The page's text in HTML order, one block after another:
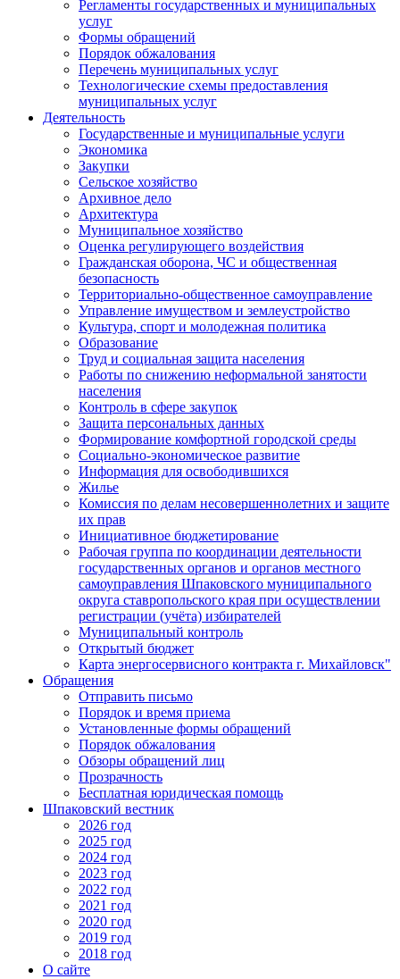
Регламенты государственных и муниципальных
услуг
Формы обращений
Порядок обжалования
Перечень муниципальных услуг
Технологические схемы предоставления
муниципальных услуг
Деятельность
Государственные и муниципальные услуги
Экономика
Закупки
Сельское хозяйство
Архивное дело
Архитектура
Муниципальное хозяйство
Оценка регулирующего воздействия
Гражданская оборона, ЧС и общественная
безопасность
Территориально-общественное самоуправление
Управление имуществом и землеустройство
Культура, спорт и молодежная политика
Образование
Труд и социальная защита населения
Работы по снижению неформальной занятости
населения
Контроль в сфере закупок
Защита персональных данных
Формирование комфортной городской среды
Социально-экономическое развитие
Информация для освободившихся
Жилье
Комиссия по делам несовершеннолетних и защите
их прав
Инициативное бюджетирование
Рабочая группа по координации деятельности
государственных органов и органов местного
самоуправления Шпаковского муниципального
округа ставропольского края при осуществлении
регистрации (учёта) избирателей
Муниципальный контроль
Открытый бюджет
Карта энергосервисного контракта г. Михайловск"
Обращения
Отправить письмо
Порядок и время приема
Установленные формы обращений
Порядок обжалования
Обзоры обращений лиц
Прозрачность
Бесплатная юридическая помощь
Шпаковский вестник
2026 год
2025 год
2024 год
2023 год
2022 год
2021 год
2020 год
2019 год
2018 год
О сайте